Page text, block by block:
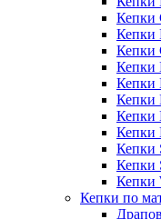
Кепки
Кепки
Кепки
Кепки
Кепки
Кепки
Кепки
Кепки
Кепки
Кепки
Кепки
Кепки по